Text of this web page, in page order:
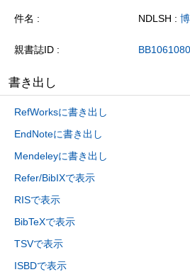
件名 NDLSH :
親書誌ID
書き出し
RefWorksに書き出し
EndNoteに書き出し
Mendeleyに書き出し
Refer/BibIXで表示
RISで表示
BibTeXで表示
TSVで表示
ISBDで表示